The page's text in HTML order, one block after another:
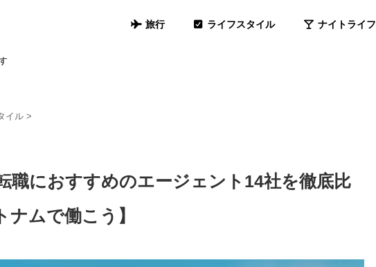
旅行 ライフスタイル ナイトライフ
イル >
職におすすめのエージェント14社を徹底比
ナムで働こう】